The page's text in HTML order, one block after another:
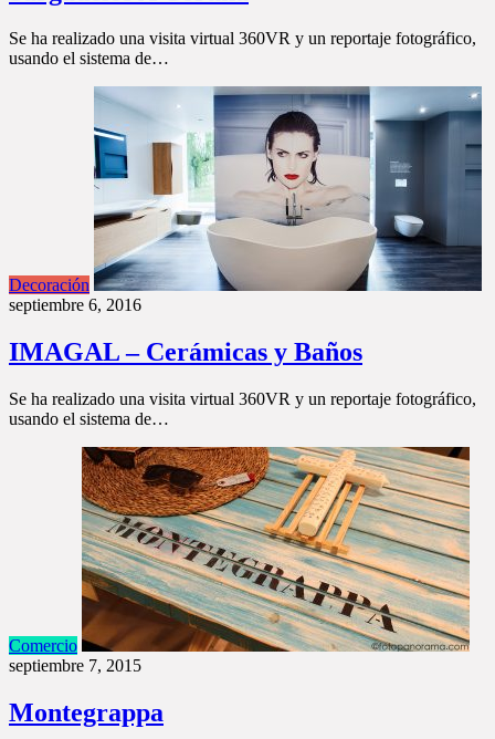
Se ha realizado una visita virtual 360VR y un reportaje fotográfico,
usando el sistema de…
Decoración
septiembre 6, 2016
IMAGAL – Cerámicas y Baños
Se ha realizado una visita virtual 360VR y un reportaje fotográfico,
usando el sistema de…
Comercio
septiembre 7, 2015
Montegrappa